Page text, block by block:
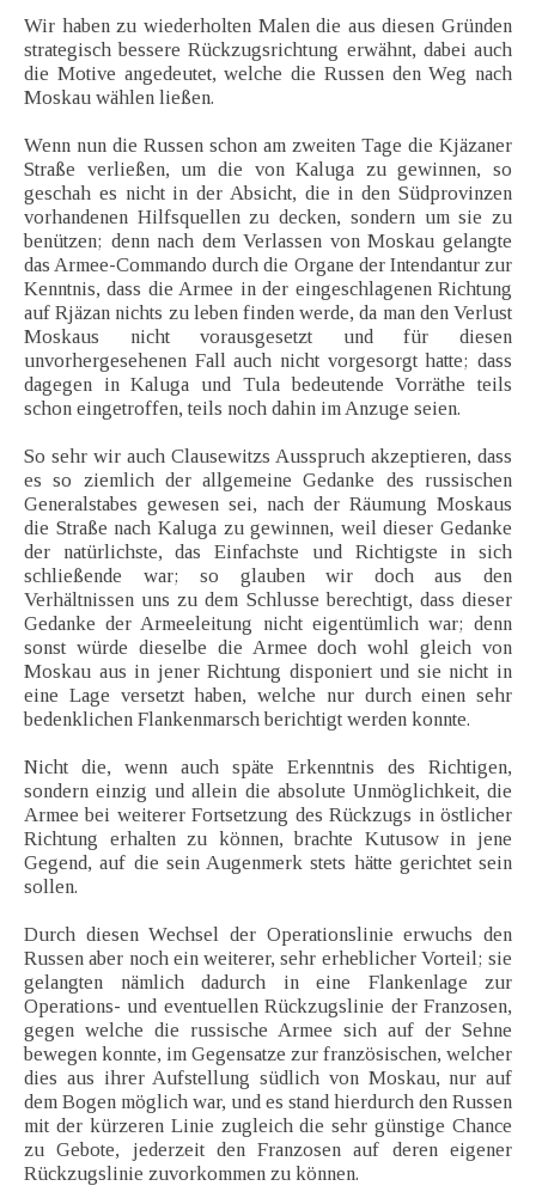
Wir haben zu wiederholten Malen die aus diesen Gründen
strategisch bessere Rückzugsrichtung erwähnt, dabei auch
die Motive angedeutet, welche die Russen den Weg nach
Moskau wählen ließen.
Wenn nun die Russen schon am zweiten Tage die Kjäzaner
Straße verließen, um die von Kaluga zu gewinnen, so
geschah es nicht in der Absicht, die in den Südprovinzen
vorhandenen Hilfsquellen zu decken, sondern um sie zu
benützen; denn nach dem Verlassen von Moskau gelangte
das Armee-Commando durch die Organe der Intendantur zur
Kenntnis, dass die Armee in der eingeschlagenen Richtung
auf Rjäzan nichts zu leben finden werde, da man den Verlust
Moskaus nicht vorausgesetzt und für diesen
unvorhergesehenen Fall auch nicht vorgesorgt hatte; dass
dagegen in Kaluga und Tula bedeutende Vorräthe teils
schon eingetroffen, teils noch dahin im Anzuge seien.
So sehr wir auch Clausewitzs Ausspruch akzeptieren, dass
es so ziemlich der allgemeine Gedanke des russischen
Generalstabes gewesen sei, nach der Räumung Moskaus
die Straße nach Kaluga zu gewinnen, weil dieser Gedanke
der natürlichste, das Einfachste und Richtigste in sich
schließende war; so glauben wir doch aus den
Verhältnissen uns zu dem Schlusse berechtigt, dass dieser
Gedanke der Armeeleitung nicht eigentümlich war; denn
sonst würde dieselbe die Armee doch wohl gleich von
Moskau aus in jener Richtung disponiert und sie nicht in
eine Lage versetzt haben, welche nur durch einen sehr
bedenklichen Flankenmarsch berichtigt werden konnte.
Nicht die, wenn auch späte Erkenntnis des Richtigen,
sondern einzig und allein die absolute Unmöglichkeit, die
Armee bei weiterer Fortsetzung des Rückzugs in östlicher
Richtung erhalten zu können, brachte Kutusow in jene
Gegend, auf die sein Augenmerk stets hätte gerichtet sein
sollen.
Durch diesen Wechsel der Operationslinie erwuchs den
Russen aber noch ein weiterer, sehr erheblicher Vorteil; sie
gelangten nämlich dadurch in eine Flankenlage zur
Operations- und eventuellen Rückzugslinie der Franzosen,
gegen welche die russische Armee sich auf der Sehne
bewegen konnte, im Gegensatze zur französischen, welcher
dies aus ihrer Aufstellung südlich von Moskau, nur auf
dem Bogen möglich war, und es stand hierdurch den Russen
mit der kürzeren Linie zugleich die sehr günstige Chance
zu Gebote, jederzeit den Franzosen auf deren eigener
Rückzugslinie zuvorkommen zu können.